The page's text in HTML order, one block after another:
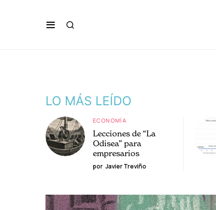
LO MÁS LEÍDO
ECONOMÍA
Lecciones de “La
Odisea” para
empresarios
por Javier Treviño